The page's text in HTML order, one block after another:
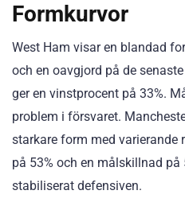
Formkurvor
West Ham visar en blandad
och en oavgjord på de
ger en vinstprocent på 33%.
problem i försvaret.
starkare form med varierande
på 53% och en målskillnad
stabiliserat defensiven.